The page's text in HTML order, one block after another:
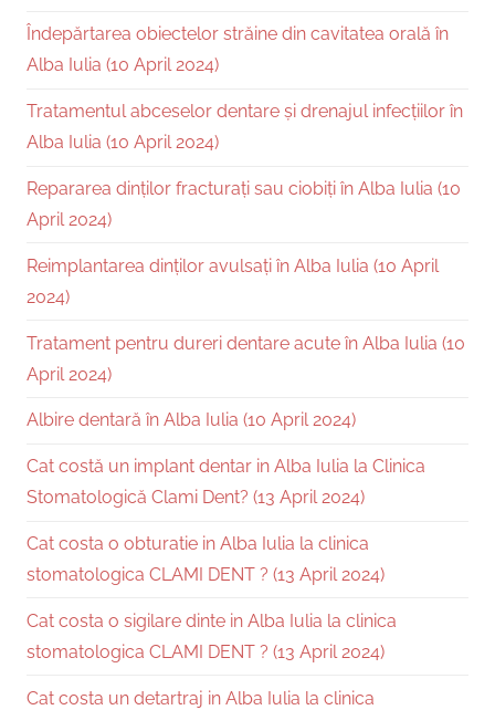
Îndepărtarea obiectelor străine din cavitatea orală în
Alba Iulia (10 April 2024)
Tratamentul abceselor dentare și drenajul infecțiilor în
Alba Iulia (10 April 2024)
Repararea dinților fracturați sau ciobiți în Alba Iulia (10
April 2024)
Reimplantarea dinților avulsați în Alba Iulia (10 April
2024)
Tratament pentru dureri dentare acute în Alba Iulia (10
April 2024)
Albire dentară în Alba Iulia (10 April 2024)
Cat costă un implant dentar in Alba Iulia la Clinica
Stomatologică Clami Dent? (13 April 2024)
Cat costa o obturatie in Alba Iulia la clinica
stomatologica CLAMI DENT ? (13 April 2024)
Cat costa o sigilare dinte in Alba Iulia la clinica
stomatologica CLAMI DENT ? (13 April 2024)
Cat costa un detartraj in Alba Iulia la clinica